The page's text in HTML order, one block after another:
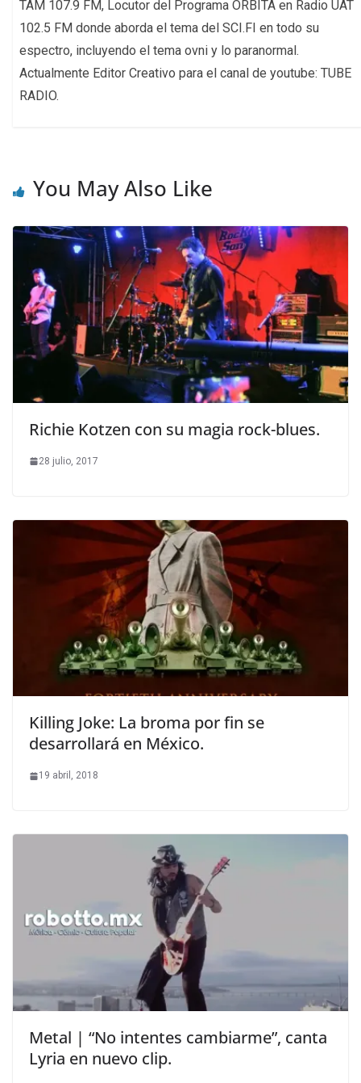
TAM 107.9 FM, Locutor del Programa ÓRBITA en Radio UAT
102.5 FM donde aborda el tema del SCI.FI en todo su
espectro, incluyendo el tema ovni y lo paranormal.
Actualmente Editor Creativo para el canal de youtube: TUBE
RADIO.
You May Also Like
Richie Kotzen con su magia rock-blues.
28 julio, 2017
Killing Joke: La broma por fin se
desarrollará en México.
19 abril, 2018
Metal | “No intentes cambiarme”, canta
Lyria en nuevo clip.